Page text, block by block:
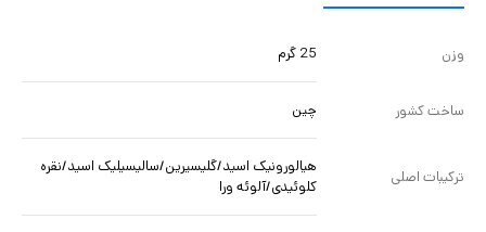
وزن 25 گرم
ساخت کشور چین
ترکیبات اصلی
هیالورونیک اسید/گلیسیرین/سالیسیلیک اسید/نقره
کلوئیدی/آلوئه ورا